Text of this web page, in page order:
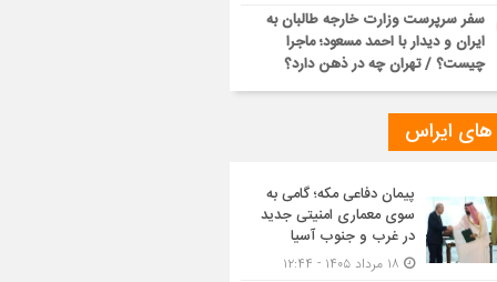
سفر سرپرست وزارت خارجه طالبان به
ایران و دیدار با احمد مسعود؛ ماجرا
چیست؟ / تهران چه در ذهن دارد؟
های ایراس
پیمان دفاعی مکه؛ گامی به
سوی معماری امنیتی جدید
در غرب و جنوب آسیا